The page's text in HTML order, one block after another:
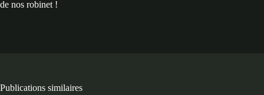
de nos robinet !
Publications similaires